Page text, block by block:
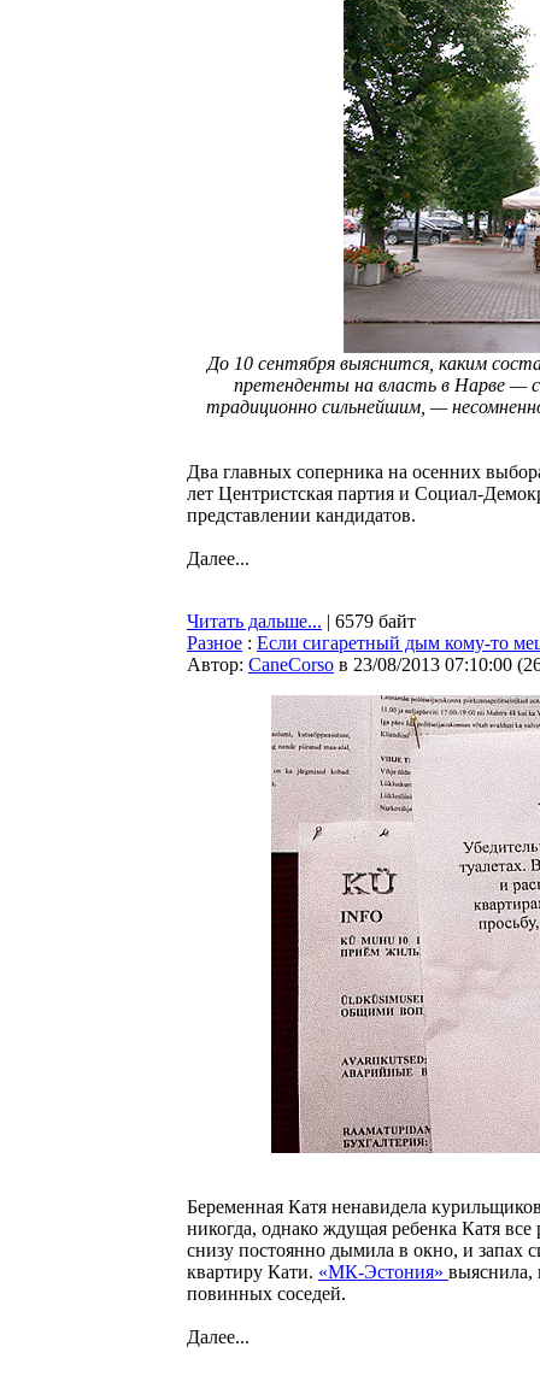
До 10 сентября выяснится, каким
претенденты на власть в Нарве —
традиционно сильнейшим, —
Два главных соперника на осенних
лет Центристская партия и Социал-
представлении кандидатов.
Далее...
Читать дальше... | 6579 байт
Разное : Если сигаретный дым кому-то
Автор: CaneCorso в 23/08/2013 07:10:00 (
Беременная Катя ненавидела
никогда, однако ждущая ребенка Катя
снизу постоянно дымила в окно, и запах
квартиру Кати. «МК-Эстония» выяснила,
повинных соседей.
Далее...